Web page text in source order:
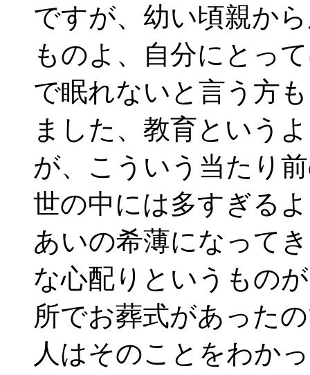
ですが、幼い頃親か
ものよ、自分にとっ
で眠れないと言う方
ました、教育という
が、こういう当たり
世の中には多すぎる
あいの希薄になって
な心配りというもの
所でお葬式があった
人はそのことをわか